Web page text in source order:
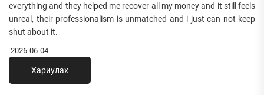
everything and they helped me recover all my money and it still feels
unreal, their professionalism is unmatched and i just can not keep
shut about it.
2026-06-04
Хариулах